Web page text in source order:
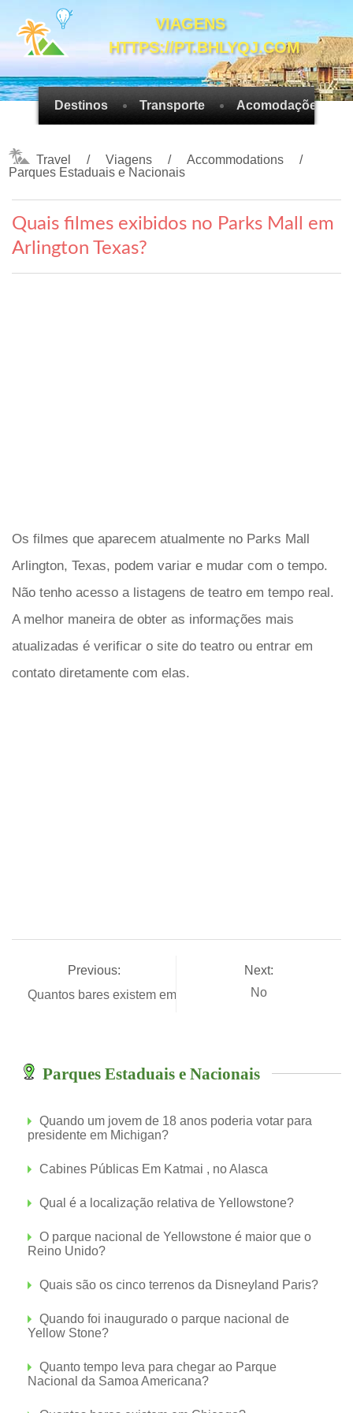
VIAGENS
HTTPS://PT.BHLYQJ.COM
Destinos Transporte Acomodações
Travel Viagens
Accommodations
Parques Estaduais e Nacionais
Quais filmes exibidos no Parks Mall em
Arlington Texas?
Os filmes que aparecem atualmente no Parks Mall
Arlington, Texas, podem variar e mudar com o tempo.
Não tenho acesso a listagens de teatro em tempo real.
A melhor maneira de obter as informações mais
atualizadas é verificar o site do teatro ou entrar em
contato diretamente com elas.
Previous:
Quantos bares existem em Chicago?
Next:
No
Parques Estaduais e Nacionais
Quando um jovem de 18 anos poderia votar para
presidente em Michigan?
Cabines Públicas Em Katmai , no Alasca
Qual é a localização relativa de Yellowstone?
O parque nacional de Yellowstone é maior que o
Reino Unido?
Quais são os cinco terrenos da Disneyland Paris?
Quando foi inaugurado o parque nacional de
Yellow Stone?
Quanto tempo leva para chegar ao Parque
Nacional da Samoa Americana?